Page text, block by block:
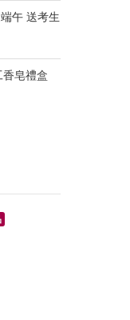
午 送考生
皂禮盒